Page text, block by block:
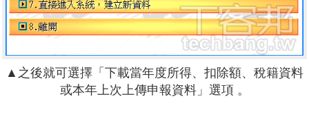
▲之後就可選擇「下載當年度所得、扣除額、稅籍資料
或本年上次上傳申報資料」選項 。